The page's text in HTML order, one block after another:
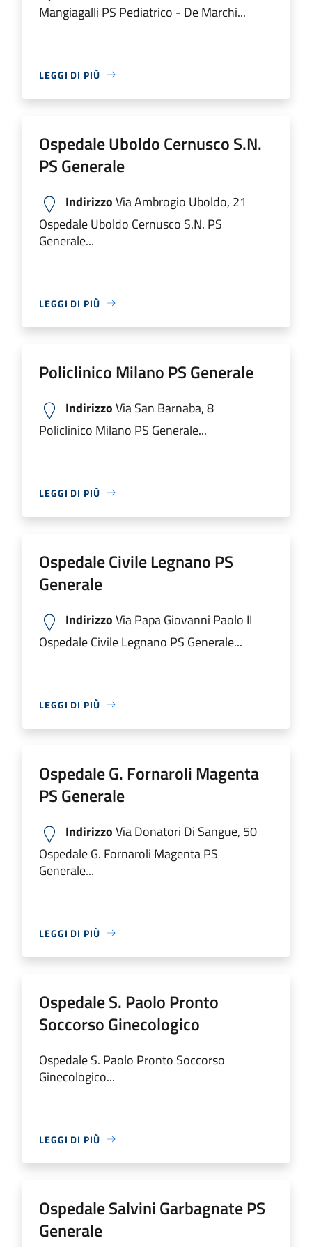
Mangiagalli PS Pediatrico - De Marchi...
LEGGI DI PIÙ
Ospedale Uboldo Cernusco S.N.
PS Generale
IndirizzoVia Ambrogio Uboldo, 21
Ospedale Uboldo Cernusco S.N. PS
Generale...
LEGGI DI PIÙ
Policlinico Milano PS Generale
IndirizzoVia San Barnaba, 8
Policlinico Milano PS Generale...
LEGGI DI PIÙ
Ospedale Civile Legnano PS
Generale
IndirizzoVia Papa Giovanni Paolo II
Ospedale Civile Legnano PS Generale...
LEGGI DI PIÙ
Ospedale G. Fornaroli Magenta
PS Generale
IndirizzoVia Donatori Di Sangue, 50
Ospedale G. Fornaroli Magenta PS
Generale...
LEGGI DI PIÙ
Ospedale S. Paolo Pronto
Soccorso Ginecologico
Ospedale S. Paolo Pronto Soccorso
Ginecologico...
LEGGI DI PIÙ
Ospedale Salvini Garbagnate PS
Generale